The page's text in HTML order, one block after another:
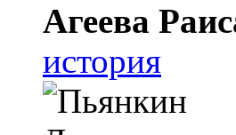
Агеева
история